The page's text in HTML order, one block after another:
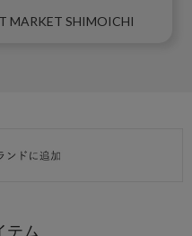
MARKET SHIMOICHI